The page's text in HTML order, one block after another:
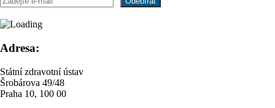
Adresa:
Státní zdravotní ústav
Šrobárova 49/48
Praha 10, 100 00